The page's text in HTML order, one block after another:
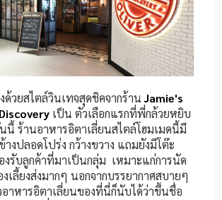
วยสไตล์วินเทจสุดชิคจากร้านJamie's
เป็น ตัวเลือกแรกที่พี่กล้วยหยิบ
ร้านอาหารอิตาเลี่ยนสไตล์โฮมเมดนี้มี
งปลอดโปร่ง กว้างขวาง แถมยังมีโต๊ะ
รับลูกค้าที่มาเป็นกลุ่ม เหมาะแก่การนัด
เลี้ยงส่งมากๆ นอกจากบรรยากาศสบายๆ
อาหารอิตาเลี่ยนของที่นี่ก็นับได้ว่าขึ้นชื่อ